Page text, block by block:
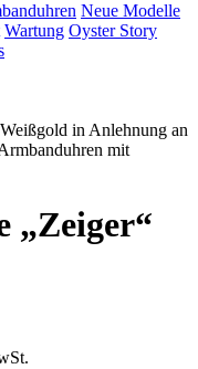
Neue Modelle
Wartung Oyster Story
„Zeiger“